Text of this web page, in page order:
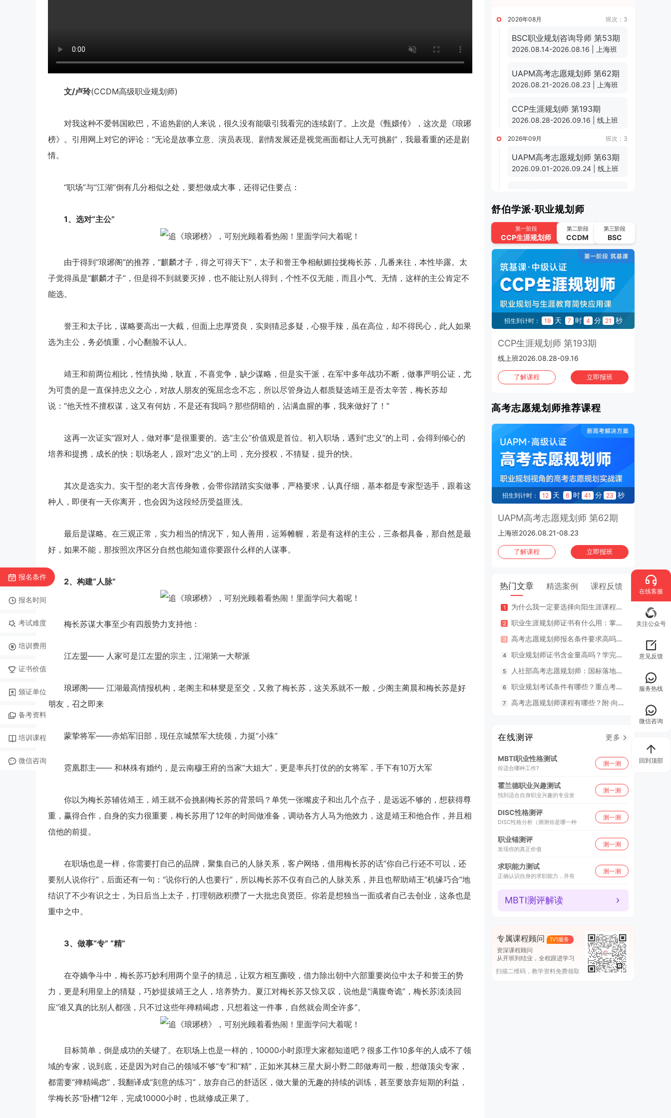
文/卢玲(CCDM高级职业规划师)
对我这种不爱韩国欧巴，不追热剧的人来说，很久没有能吸引我看完的连续剧了。上次是《甄嬛传》，这次是《琅琊
榜》。引用网上对它的评论：“无论是故事立意、演员表现、剧情发展还是视觉画面都让人无可挑剔”，我最看重的还是剧
情。
“职场”与“江湖”倒有几分相似之处，要想做成大事，还得记住要点：
1、选对“主公”
由于得到“琅琊阁”的推荐，“麒麟才子，得之可得天下”，太子和誉王争相献媚拉拢梅长苏，几番来往，本性毕露。太
子觉得虽是“麒麟才子”，但是得不到就要灭掉，也不能让别人得到，个性不仅无能，而且小气、无情，这样的主公肯定不
能选。
誉王和太子比，谋略要高出一大截，但面上忠厚贤良，实则猜忌多疑，心狠手辣，虽在高位，却不得民心，此人如果
选为主公，务必慎重，小心翻脸不认人。
靖王和前两位相比，性情执拗，耿直，不喜党争，缺少谋略，但是实干派，在军中多年战功不断，做事严明公证，尤
为可贵的是一直保持忠义之心，对故人朋友的冤屈念念不忘，所以尽管身边人都质疑选靖王是否太辛苦，梅长苏却
说：“他天性不擅权谋，这又有何妨，不是还有我吗？那些阴暗的，沾满血腥的事，我来做好了！”
这再一次证实“跟对人，做对事”是很重要的。选“主公”价值观是首位。初入职场，遇到“忠义”的上司，会得到倾心的
培养和提携，成长的快；职场老人，跟对“忠义”的上司，充分授权，不猜疑，提升的快。
其次是选实力。实干型的老大言传身教，会带你踏踏实实做事，严格要求，认真仔细，基本都是专家型选手，跟着这
种人，即便有一天你离开，也会因为这段经历受益匪浅。
最后是谋略。在三观正常，实力相当的情况下，知人善用，运筹帷幄，若是有这样的主公，三条都具备，那自然是最
好，如果不能，那按照次序区分自然也能知道你要跟什么样的人谋事。
2、构建“ 人脉”
梅长苏谋大事至少有四股势力支持他：
江左盟—— 人家可是江左盟的宗主，江湖第一大帮派
琅琊阁—— 江湖最高情报机构，老阁主和林燮是至交，又救了梅长苏，这关系就不一般，少阁主蔺晨和梅长苏是好
朋友，召之即来
蒙挚将军——赤焰军旧部，现任京城禁军大统领，力挺“小殊”
霓凰郡主—— 和林殊有婚约，是云南穆王府的当家“大姐大”，更是率兵打仗的的女将军，手下有10万大军
你以为梅长苏辅佐靖王，靖王就不会挑剔梅长苏的背景吗？单凭一张嘴皮子和出几个点子，是远远不够的，想获得尊
重，赢得合作，自身的实力很重要，梅长苏用了12年的时间做准备，调动各方人马为他效力，这是靖王和他合作，并且相
信他的前提。
在职场也是一样，你需要打自己的品牌，聚集自己的人脉关系，客户网络，借用梅长苏的话“你自己行还不可以，还
要别人说你行”，后面还有一句：“说你行的人也要行”，所以梅长苏不仅有自己的人脉关系，并且也帮助靖王“机缘巧合”地
结识了不少有识之士，为日后当上太子，打理朝政积攒了一大批忠良贤臣。你若是想独当一面或者自己去创业，这条也是
重中之中。
3、做事“专” “精”
在夺嫡争斗中，梅长苏巧妙利用两个皇子的猜忌，让双方相互撕咬，借力除出朝中六部重要岗位中太子和誉王的势
力，更是利用皇上的猜疑，巧妙提拔靖王之人，培养势力。夏江对梅长苏又惊又叹，说他是“满腹奇诡”，梅长苏淡淡回
应“谁又真的比别人都强，只不过这些年殚精竭虑，只想着这一件事，自然就会周全许多”。
目标简单，倒是成功的关键了。在职场上也是一样的，10000小时原理大家都知道吧？很多工作10多年的人成不了领
域的专家，说到底，还是因为对自己的领域不够“专”和“精”，正如米其林三星大厨小野二郎做寿司一般，想做顶尖专家，
都需要“殚精竭虑”，我翻译成“刻意的练习”，放弃自己的舒适区，做大量的无趣的持续的训练，甚至要放弃短期的利益，
学梅长苏“卧槽”12年，完成10000小时，也就修成正果了。
班次：3
2026年08月
BSC职业规划咨询导师 第53期
2026.08.14-2026.08.16 | 上海班
UAPM高考志愿规划师 第62期
2026.08.21-2026.08.23 | 上海班
CCP生涯规划师 第193期
2026.08.28-2026.09.16 | 线上班
班次：3
2026年09月
UAPM高考志愿规划师 第63期
2026.09.01-2026.09.24 | 线上班
2026.09.11-2026.09.30 | 线上班
UAPM高考志愿规划师 第64期
2026.09.22-2026.10.15 | 线上班
班次：4
CCP生涯规划师 第195期
2026.10.02-2026.10.21 | 线上班
UAPM高考志愿规划师 第65期
2026.10.13-2026.11.05 | 线上班
CCP生涯规划师 第196期
2026.10.16-2026.11.04 | 线上班
CCP生涯规划师 第197期
舒伯学派·职业规划师
第一阶段
CCP生涯规划师
第二阶段
CCDM
第三阶段
BSC
招生到计时： 6 39 9
了解课程 立即报班
招生到计时： 19 天 7 时 4 分 20 秒
CCP生涯规划师 第193期
线上班2026.08.28-09.16
了解课程 立即报班
高考志愿规划师推荐课程
招生到计时： 12 天 6 时 41 分 22 秒
UAPM高考志愿规划师 第62期
上海班2026.08.21-08.23
了解课程 立即报班
热门文章 精选案例 课程反馈
学校生涯教育心得交流
为什么我一定要选择向阳生涯课程体系？七大核心理由
职业生涯规划师证书有什么用：掌握专业知识与技能，助人也助己！
高考志愿规划师报名条件要求高吗？专业认证在哪里考？
职业规划师证书含金量高吗？学完好找工作吗？
人社部高考志愿规划师：国标落地，从业标准更明确，持证执业不可少
职业规划考试条件有哪些？重点考什么？
高考志愿规划师课程有哪些？附·向阳生涯26年UAPM课程开班计划表
咨询案
2年
985
在线测评 更多
MBTI职业性格测试
你适合哪种工作?
测一测
霍兰德职业兴趣测试
找到适合自身职业兴趣的专业发
测一测
DISC性格测评
DISC性格分析（测测你是哪一种
测一测
职业锚测评
发现你的真正价值
测一测
求职能力测试
正确认识自身的求职能力，并有
测一测
MBTI测评解读
专属课程顾问 1V1服务
资深课程顾问
从开班到结业，全程跟进学习
扫描二维码，教学资料免费领取
报名条件
报名时间
考试难度
培训费用
证书价值
颁证单位
备考资料
培训课程
微信咨询
在线客服
关注公众号
意见反馈
服务热线
微信咨询
回到顶部